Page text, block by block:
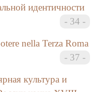
культура».
Италии, Китая,
Японии.
в России, как и
идентичности
34
nella Terza Roma
37
культура и